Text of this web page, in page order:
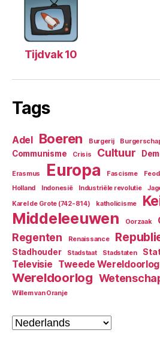
Tijdvak 10
Tags
Adel Boeren Burgerij
Communisme Crisis Cultuur
Erasmus Europa Fascisme
Holland Indonesië Industriële revolutie
Karel de Grote (742-814)
katholicisme
Middeleeuwen Oorzaak
Regenten Renaissance
Stadhouder Stadstaat Stadstaten
Televisie Tweede Wereldoorlog
Wereldoorlog
Willem van Oranje
Kies
een